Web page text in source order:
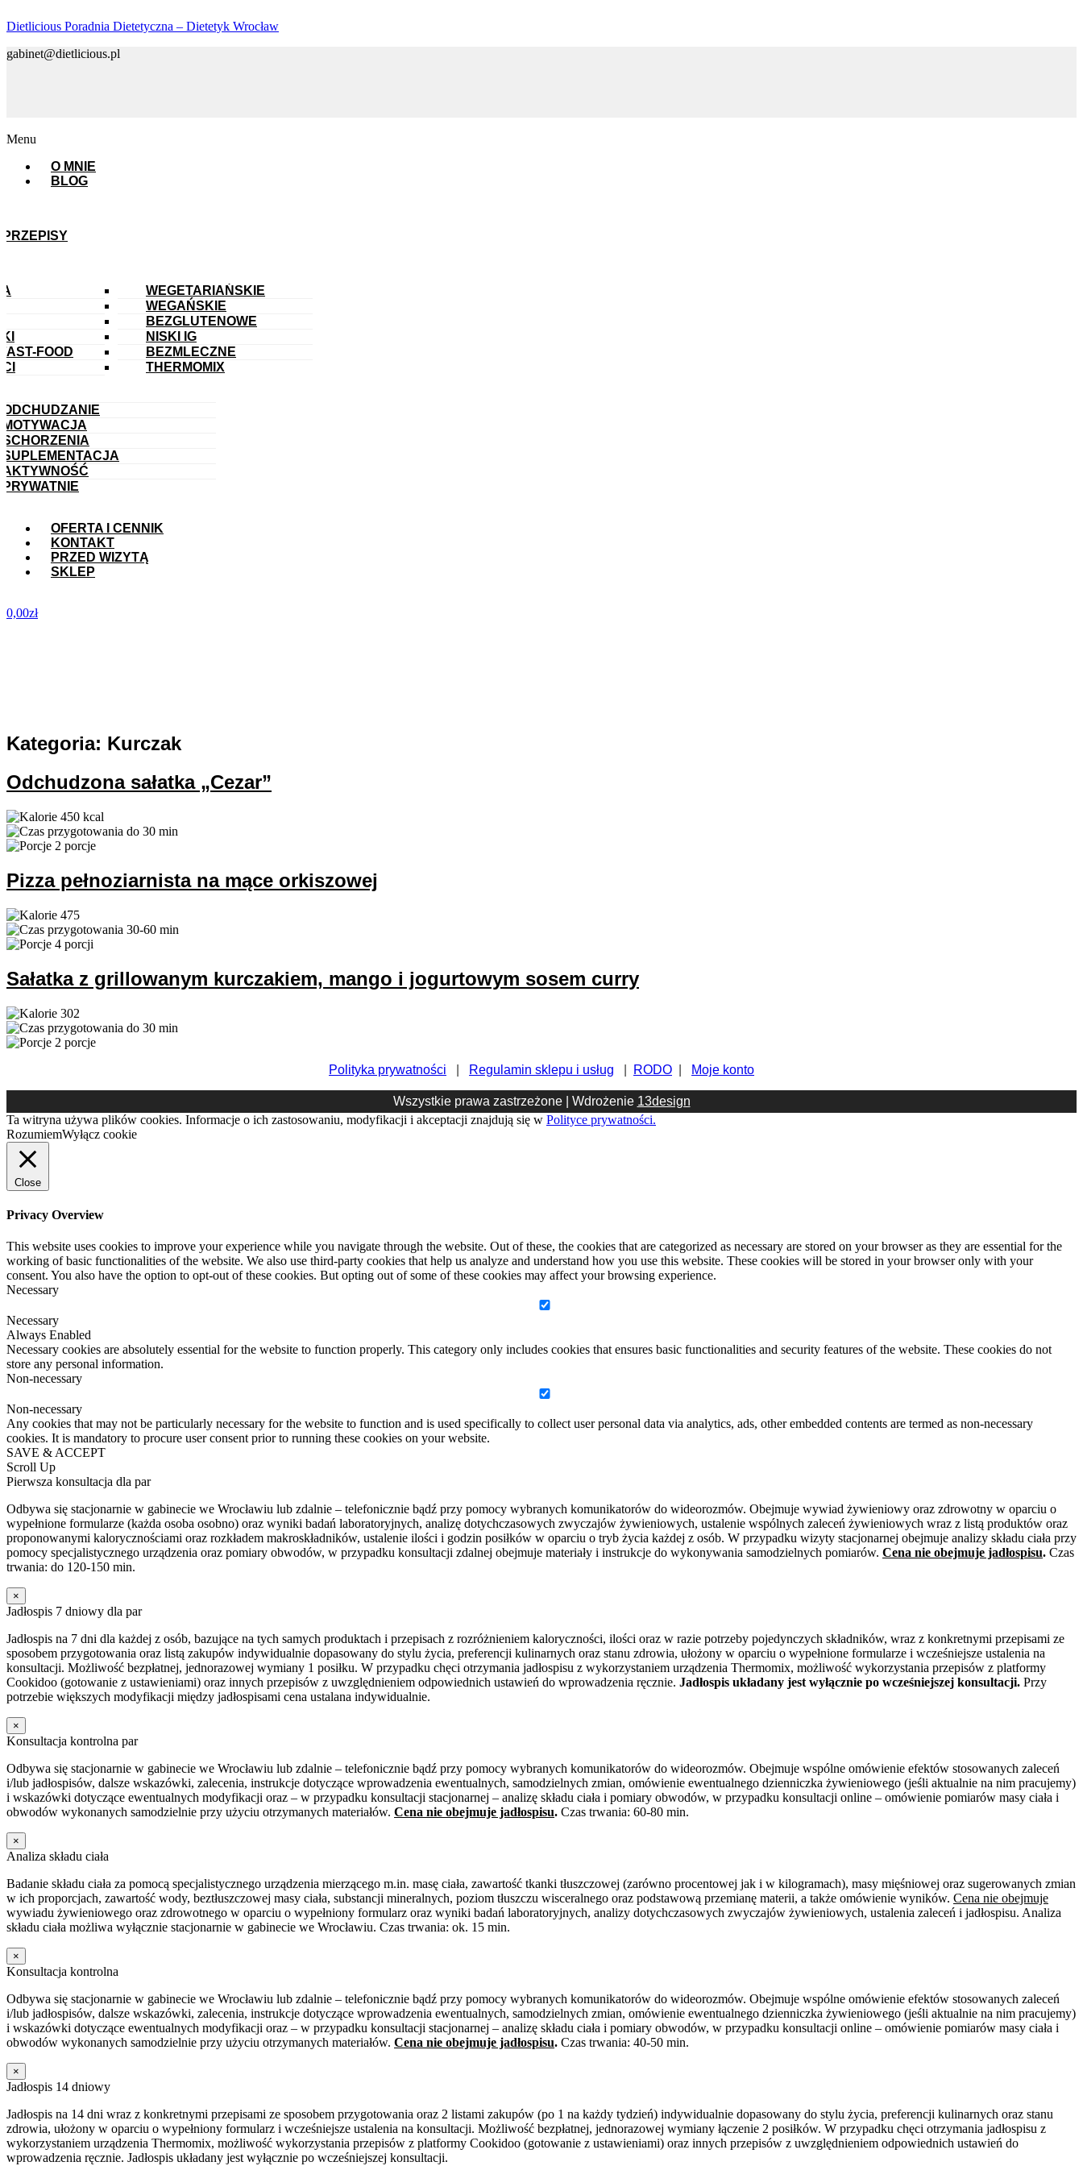
Dietlicious Poradnia Dietetyczna – Dietetyk Wrocław
gabinet@dietlicious.pl
Menu
O MNIE
BLOG
PRZEPISY
FOOD
WEGETARIAŃSKIE
WEGAŃSKIE
BEZGLUTENOWE
NISKI IG
BEZMLECZNE
THERMOMIX
ODCHUDZANIE
MOTYWACJA
SCHORZENIA
SUPLEMENTACJA
AKTYWNOŚĆ
PRYWATNIE
OFERTA I CENNIK
KONTAKT
PRZED WIZYTĄ
SKLEP
0,00zł
Kategoria: Kurczak
Odchudzona sałatka „Cezar”
450 kcal
do 30 min
2 porcje
Pizza pełnoziarnista na mące orkiszowej
475
30-60 min
4 porcji
Sałatka z grillowanym kurczakiem, mango i jogurtowym sosem curry
302
do 30 min
2 porcje
Polityka prywatności
Regulamin sklepu i usług RODO Moje konto
Wszystkie prawa zastrzeżone | Wdrożenie 13design
Ta witryna używa plików cookies. Informacje o ich zastosowaniu, modyfikacji i akceptacji znajdują się w Polityce prywatności.
RozumiemWyłącz cookie
Close
Privacy Overview
This website uses cookies to improve your experience while you navigate through the website. Out of these, the cookies that are categorized as necessary are stored on your browser as they are essential for the
working of basic functionalities of the website. We also use third-party cookies that help us analyze and understand how you use this website. These cookies will be stored in your browser only with your
consent. You also have the option to opt-out of these cookies. But opting out of some of these cookies may affect your browsing experience.
Necessary
Necessary
Always Enabled
Necessary cookies are absolutely essential for the website to function properly. This category only includes cookies that ensures basic functionalities and security features of the website. These cookies do not
store any personal information.
Non-necessary
Non-necessary
Any cookies that may not be particularly necessary for the website to function and is used specifically to collect user personal data via analytics, ads, other embedded contents are termed as non-necessary
cookies. It is mandatory to procure user consent prior to running these cookies on your website.
SAVE & ACCEPT
Scroll Up
Pierwsza konsultacja dla par
Odbywa się stacjonarnie w gabinecie we Wrocławiu lub zdalnie – telefonicznie bądź przy pomocy wybranych komunikatorów do wideorozmów. Obejmuje wywiad żywieniowy oraz zdrowotny w oparciu o
wypełnione formularze (każda osoba osobno) oraz wyniki badań laboratoryjnych, analizę dotychczasowych zwyczajów żywieniowych, ustalenie wspólnych zaleceń żywieniowych wraz z listą produktów oraz
proponowanymi kalorycznościami oraz rozkładem makroskładników, ustalenie ilości i godzin posiłków w oparciu o tryb życia każdej z osób. W przypadku wizyty stacjonarnej obejmuje analizy składu ciała przy
pomocy specjalistycznego urządzenia oraz pomiary obwodów, w przypadku konsultacji zdalnej obejmuje materiały i instrukcje do wykonywania samodzielnych pomiarów. Cena nie obejmuje jadłospisu. Czas
trwania: do 120-150 min.
×
Jadłospis 7 dniowy dla par
Jadłospis na 7 dni dla każdej z osób, bazujące na tych samych produktach i przepisach z rozróżnieniem kaloryczności, ilości oraz w razie potrzeby pojedynczych składników, wraz z konkretnymi przepisami ze
sposobem przygotowania oraz listą zakupów indywidualnie dopasowany do stylu życia, preferencji kulinarnych oraz stanu zdrowia, ułożony w oparciu o wypełnione formularze i wcześniejsze ustalenia na
konsultacji. Możliwość bezpłatnej, jednorazowej wymiany 1 posiłku. W przypadku chęci otrzymania jadłospisu z wykorzystaniem urządzenia Thermomix, możliwość wykorzystania przepisów z platformy
Cookidoo (gotowanie z ustawieniami) oraz innych przepisów z uwzględnieniem odpowiednich ustawień do wprowadzenia ręcznie. Jadłospis układany jest wyłącznie po wcześniejszej konsultacji. Przy
potrzebie większych modyfikacji między jadłospisami cena ustalana indywidualnie.
×
Konsultacja kontrolna par
Odbywa się stacjonarnie w gabinecie we Wrocławiu lub zdalnie – telefonicznie bądź przy pomocy wybranych komunikatorów do wideorozmów. Obejmuje wspólne omówienie efektów stosowanych zaleceń
i/lub jadłospisów, dalsze wskazówki, zalecenia, instrukcje dotyczące wprowadzenia ewentualnych, samodzielnych zmian, omówienie ewentualnego dzienniczka żywieniowego (jeśli aktualnie na nim pracujemy)
i wskazówki dotyczące ewentualnych modyfikacji oraz – w przypadku konsultacji stacjonarnej – analizę składu ciała i pomiary obwodów, w przypadku konsultacji online – omówienie pomiarów masy ciała i
obwodów wykonanych samodzielnie przy użyciu otrzymanych materiałów. Cena nie obejmuje jadłospisu. Czas trwania: 60-80 min.
×
Analiza składu ciała
Badanie składu ciała za pomocą specjalistycznego urządzenia mierzącego m.in. masę ciała, zawartość tkanki tłuszczowej (zarówno procentowej jak i w kilogramach), masy mięśniowej oraz sugerowanych zmian
w ich proporcjach, zawartość wody, beztłuszczowej masy ciała, substancji mineralnych, poziom tłuszczu wisceralnego oraz podstawową przemianę materii, a także omówienie wyników. Cena nie obejmuje
wywiadu żywieniowego oraz zdrowotnego w oparciu o wypełniony formularz oraz wyniki badań laboratoryjnych, analizy dotychczasowych zwyczajów żywieniowych, ustalenia zaleceń i jadłospisu. Analiza
składu ciała możliwa wyłącznie stacjonarnie w gabinecie we Wrocławiu. Czas trwania: ok. 15 min.
×
Konsultacja kontrolna
Odbywa się stacjonarnie w gabinecie we Wrocławiu lub zdalnie – telefonicznie bądź przy pomocy wybranych komunikatorów do wideorozmów. Obejmuje wspólne omówienie efektów stosowanych zaleceń
i/lub jadłospisów, dalsze wskazówki, zalecenia, instrukcje dotyczące wprowadzenia ewentualnych, samodzielnych zmian, omówienie ewentualnego dzienniczka żywieniowego (jeśli aktualnie na nim pracujemy)
i wskazówki dotyczące ewentualnych modyfikacji oraz – w przypadku konsultacji stacjonarnej – analizę składu ciała i pomiary obwodów, w przypadku konsultacji online – omówienie pomiarów masy ciała i
obwodów wykonanych samodzielnie przy użyciu otrzymanych materiałów. Cena nie obejmuje jadłospisu. Czas trwania: 40-50 min.
×
Jadłospis 14 dniowy
Jadłospis na 14 dni wraz z konkretnymi przepisami ze sposobem przygotowania oraz 2 listami zakupów (po 1 na każdy tydzień) indywidualnie dopasowany do stylu życia, preferencji kulinarnych oraz stanu
zdrowia, ułożony w oparciu o wypełniony formularz i wcześniejsze ustalenia na konsultacji. Możliwość bezpłatnej, jednorazowej wymiany łączenie 2 posiłków. W przypadku chęci otrzymania jadłospisu z
wykorzystaniem urządzenia Thermomix, możliwość wykorzystania przepisów z platformy Cookidoo (gotowanie z ustawieniami) oraz innych przepisów z uwzględnieniem odpowiednich ustawień do
wprowadzenia ręcznie. Jadłospis układany jest wyłącznie po wcześniejszej konsultacji.